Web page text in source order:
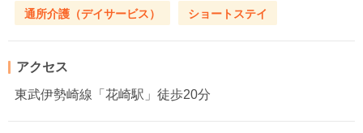
通所介護（デイサービス） ショートステイ
アクセス
東武伊勢崎線「花崎駅」徒歩20分